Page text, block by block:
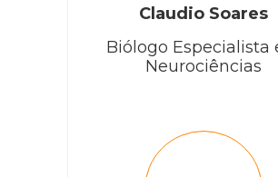
Claudio Soares
Biólogo Especialista
Neurociências